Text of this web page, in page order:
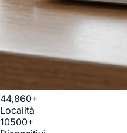
44,860+
Località
10500+